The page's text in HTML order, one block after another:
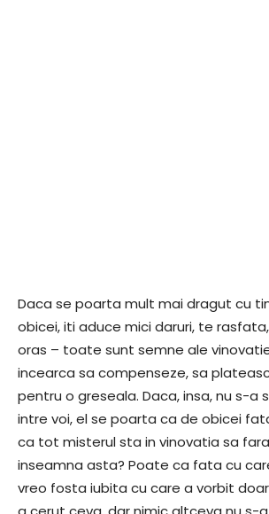
Daca se poarta mult mai dragut cu
obicei, iti aduce mici daruri, te
oras – toate sunt semne ale
incearca sa compenseze, sa
pentru o greseala. Daca, insa, nu s-a
intre voi, el se poarta ca de obicei
ca tot misterul sta in vinovatia sa
inseamna asta? Poate ca fata cu
vreo fosta iubita cu care a vorbit